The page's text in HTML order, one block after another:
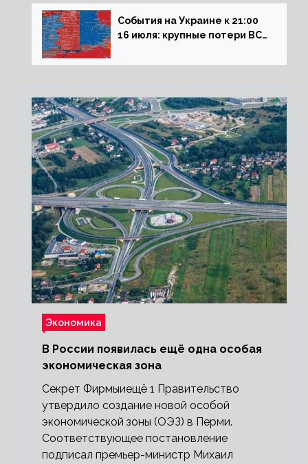
События на Украине к 21:00
16 июля: крупные потери ВСУ
обстреливает Донбасс из
Экономика
В России появилась ещё одна особая
экономическая зона
Секрет Фирмыиещё 1 Правительство
утвердило создание новой особой
экономической зоны (ОЭЗ) в Перми.
Соответствующее постановление
подписал премьер-министр Михаил